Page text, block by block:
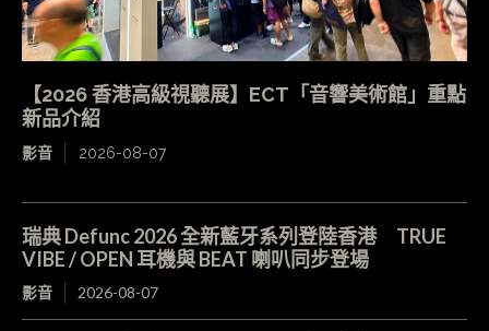
【2026 香港高級視聽展】ECT「音響美術館」重點
新品介紹
影音 2026-08-07
瑞典 Defunc 2026 全新藍牙系列登陸香港 TRUE
VIBE / OPEN 耳機與 BEAT 喇叭同步登場
影音 2026-08-07